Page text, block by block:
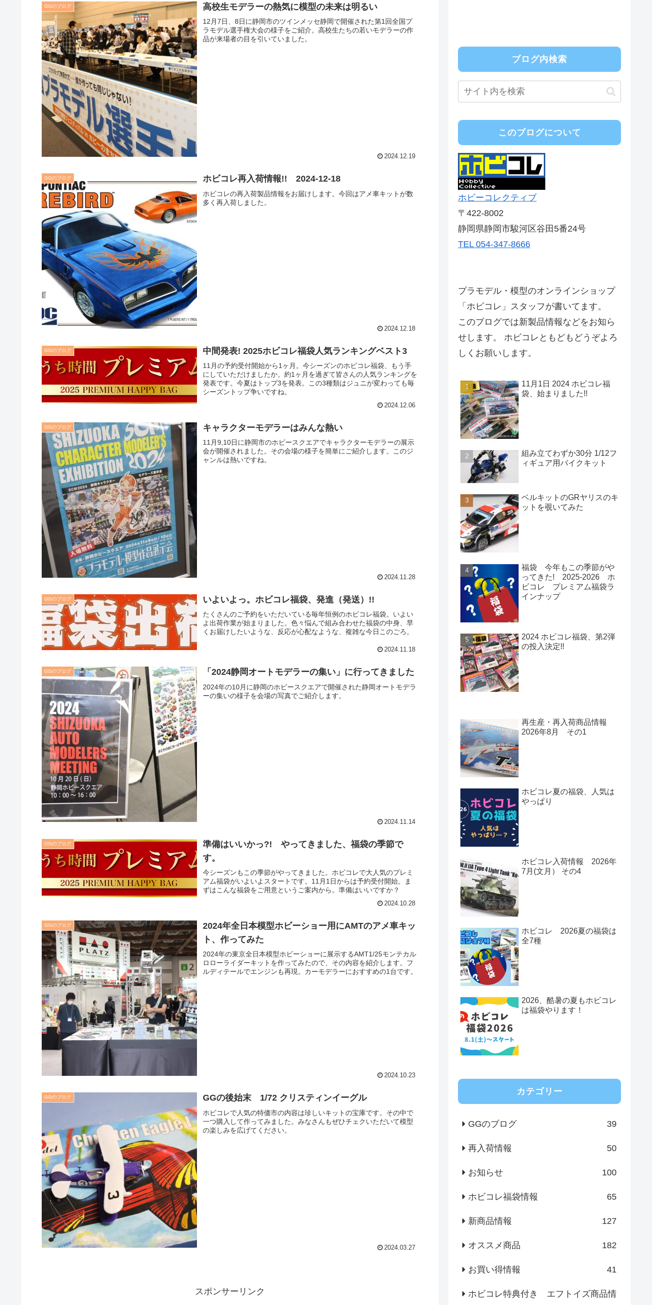
GGのブログ 高校生モデラーの熱気に模型の未来は明るい
12月7日、8日に静岡市のツインメッセ静岡で開催された第1回全国プ
ラモデル選手権大会の様子をご紹介。高校生たちの若いモデラーの作
品が来場者の目を引いていました。
2024.12.19
GGのブログ ホビコレ再入荷情報!! 2024-12-18
ホビコレの再入荷製品情報をお届けします。今回はアメ車キットが数
多く再入荷しました。
2024.12.18
GGのブログ 中間発表! 2025ホビコレ福袋人気ランキングベスト3
11月の予約受付開始から1ヶ月。今シーズンのホビコレ福袋、もう手
にしていただけましたか。約1ヶ月を過ぎて皆さんの人気ランキングを
発表です。今夏はトップ3を発表。この3種類はジュニが変わっても毎
シーズントップ争いですね。
2024.12.06
GGのブログ キャラクターモデラーはみんな熱い
11月9,10日に静岡市のホビースクエアでキャラクターモデラーの展示
会が開催されました。その会場の様子を簡単にご紹介します。このジ
ャンルは熱いですね。
2024.11.28
GGのブログ いよいよっ。ホビコレ福袋、発進（発送）!!
たくさんのご予約をいただいている毎年恒例のホビコレ福袋。いよい
よ出荷作業が始まりました。色々悩んで組み合わせた福袋の中身、早
くお届けしたいような、反応が心配なような、複雑な今日このごろ。
2024.11.18
GGのブログ 「2024静岡オートモデラーの集い」に行ってきました
2024年の10月に静岡のホビースクエアで開催された静岡オートモデラ
ーの集いの様子を会場の写真でご紹介します。
2024.11.14
GGのブログ
準備はいいかっ?! やってきました、福袋の季節で
す。
今シーズンもこの季節がやってきました。ホビコレで大人気のプレミ
アム福袋がいよいよスタートです。11月1日からは予約受付開始。ま
ずはこんな福袋をご用意というご案内から。準備はいいですか？
2024.10.28
GGのブログ
2024年全日本模型ホビーショー用にAMTのアメ車キッ
ト、作ってみた
2024年の東京全日本模型ホビーショーに展示するAMT1/25モンテカル
ロローライダーキットを作ってみたので、その内容を紹介します。フ
ルディテールでエンジンも再現。カーモデラーにおすすめの1台です。
2024.10.23
GGのブログ GGの後始末 1/72 クリスティンイーグル
ホビコレで人気の特価市の内容は珍しいキットの宝庫です。その中で
一つ購入して作ってみました。みなさんもぜひチェクいただいて模型
の楽しみを広げてください。
2024.03.27
スポンサーリンク
ブログ内検索
このブログについて
ホビーコレクティブ
〒422-8002
静岡県静岡市駿河区谷田5番24号
TEL 054-347-8666
プラモデル・模型のオンラインショップ
「ホビコレ」スタッフが書いてます。
このブログでは新製品情報などをお知ら
せします。 ホビコレともどもどうぞよろ
しくお願いします。
11月1日 2024 ホビコレ福
袋、始まりました!!
組み立てわずか30分 1/12フ
ィギュア用バイクキット
ベルキットのGRヤリスのキ
ットを覗いてみた
福袋 今年もこの季節がや
ってきた! 2025-2026 ホ
ビコレ プレミアム福袋ラ
インナップ
2024 ホビコレ福袋、第2弾
の投入決定!!
再生産・再入荷商品情報
2026年8月 その1
ホビコレ夏の福袋、人気は
やっぱり
ホビコレ入荷情報 2026年
7月(文月） その4
ホビコレ 2026夏の福袋は
全7種
2026、酷暑の夏もホビコレ
は福袋やります！
カテゴリー
GGのブログ 39
再入荷情報 50
お知らせ 100
ホビコレ福袋情報 65
新商品情報 127
オススメ商品 182
お買い得情報 41
ホビコレ特典付き エフトイズ商品情